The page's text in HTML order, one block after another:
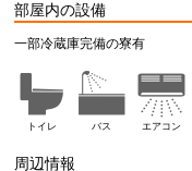
部屋内の設備
一部冷蔵庫完備の寮有
トイレ バス エアコン
周辺情報